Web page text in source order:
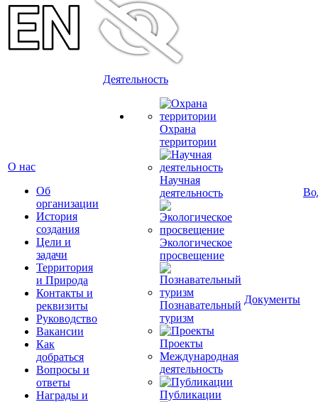
О нас
Об
организации
История
создания
Цели и
задачи
Территория
и Природа
Контакты и
реквизиты
Руководство
Вакансии
Как
добраться
Вопросы и
ответы
Награды и
Деятельность
Охрана
территории
Научная
деятельность
Экологическое
просвещение
Познавательный
туризм
Проекты
Международная
деятельность
Публикации
Документы